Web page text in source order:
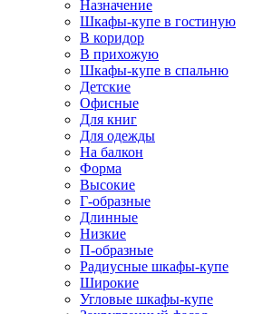
Назначение
Шкафы-купе в гостиную
В коридор
В прихожую
Шкафы-купе в спальню
Детские
Офисные
Для книг
Для одежды
На балкон
Форма
Высокие
Г-образные
Длинные
Низкие
П-образные
Радиусные шкафы-купе
Широкие
Угловые шкафы-купе